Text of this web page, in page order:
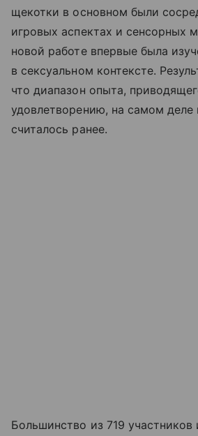
щекотки в основном были
игровых аспектах и сенсорных
новой работе впервые была
в сексуальном контексте.
что диапазон опыта,
удовлетворению, на самом
считалось ранее.
Большинство из 719 участников